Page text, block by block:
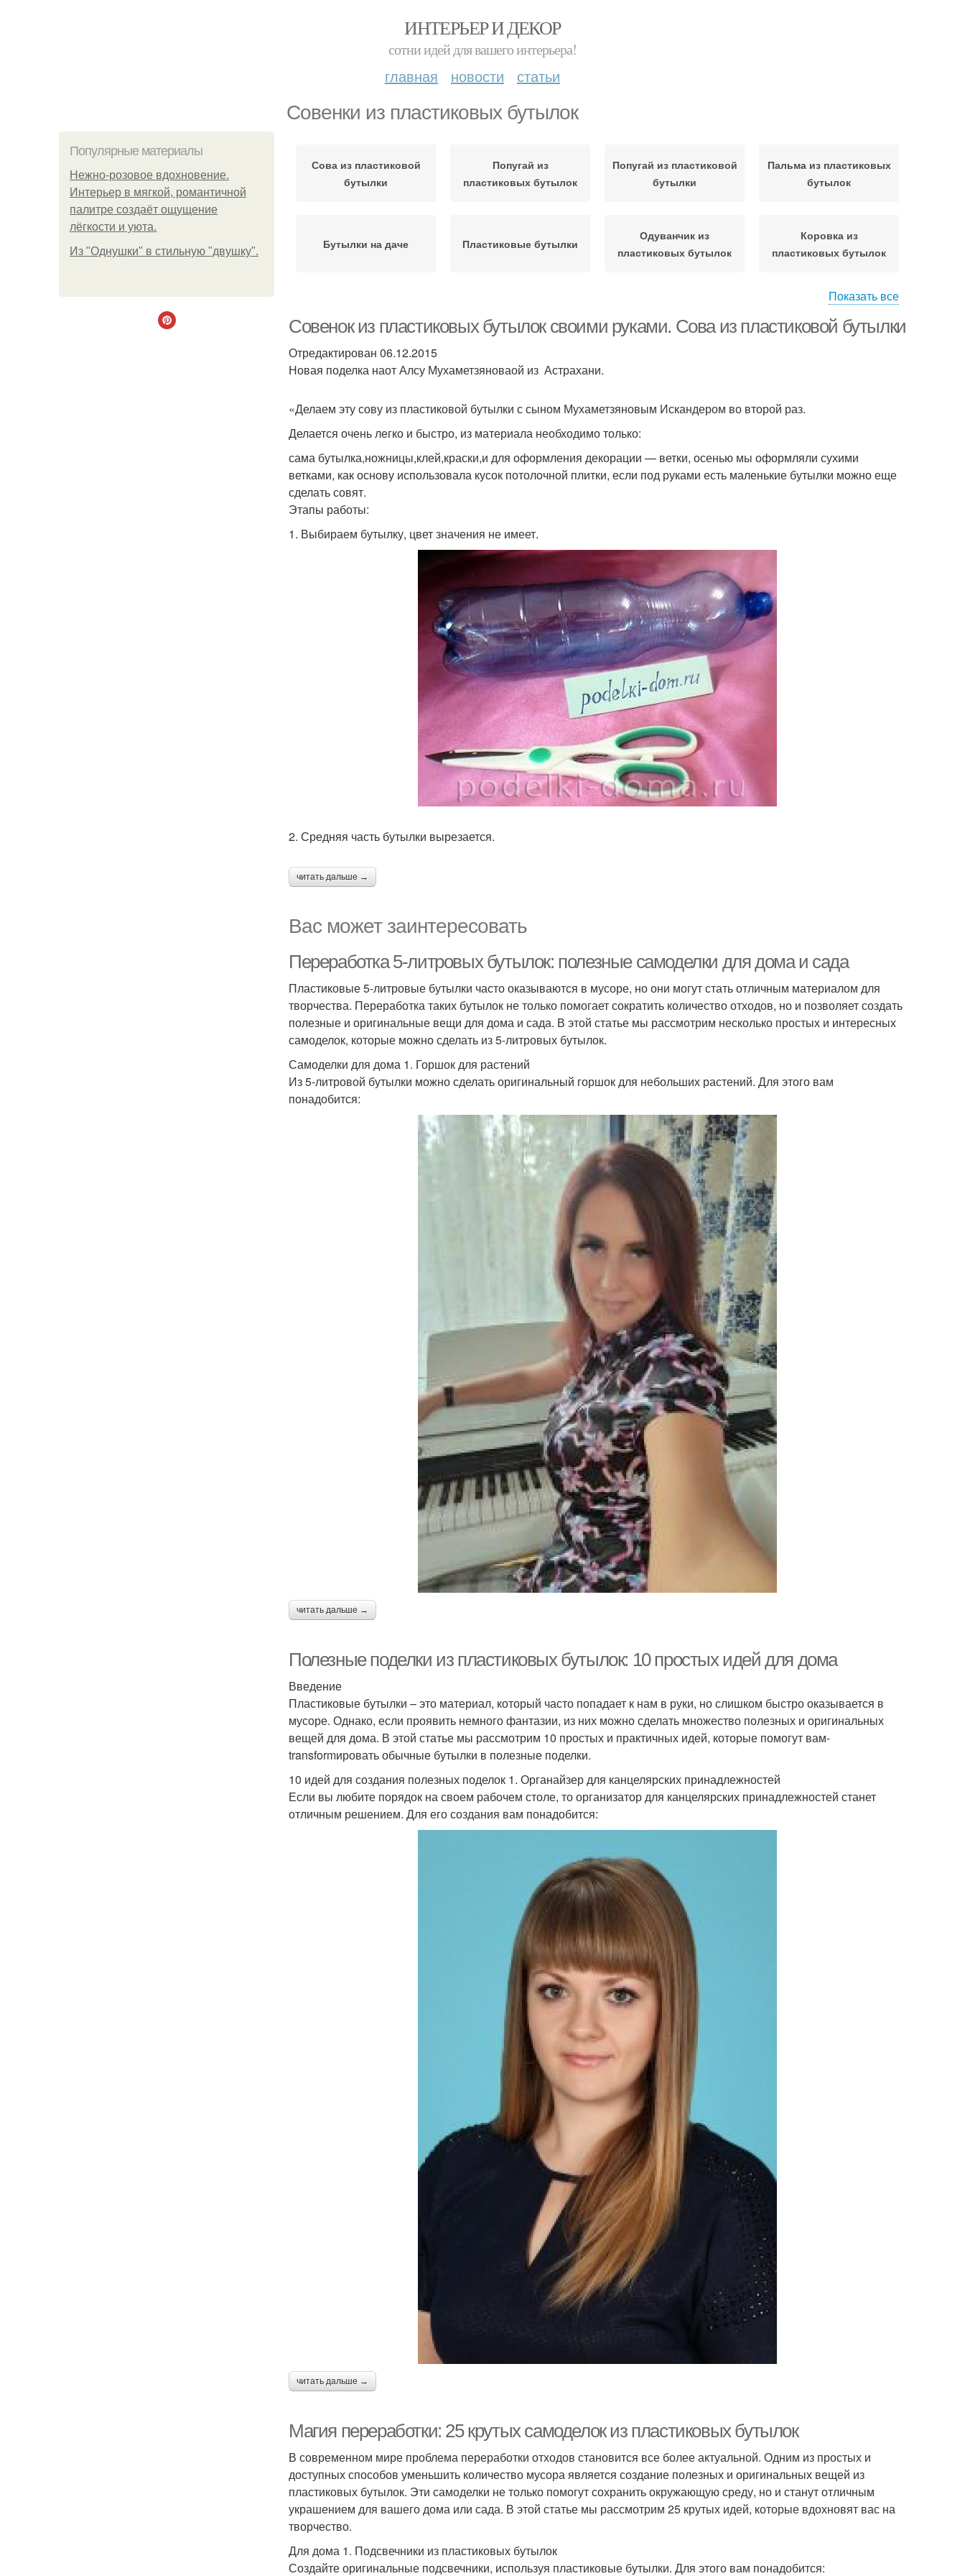
ИНТЕРЬЕР И ДЕКОР
сотни идей для вашего интерьера!
главная новости статьи
Совенки из пластиковых бутылок
Популярные материалы
Нежно-розовое вдохновение.
Интерьер в мягкой, романтичной
палитре создаёт ощущение
лёгкости и уюта.
Из "Однушки" в стильную "двушку".
Сова из пластиковой
бутылки
Попугай из
пластиковых бутылок
Попугай из пластиковой
бутылки
Пальма из пластиковых
бутылок
Бутылки на даче Пластиковые бутылки
Одуванчик из
пластиковых бутылок
Коровка из
пластиковых бутылок
Показать все
Совенок из пластиковых бутылок своими руками. Сова из пластиковой бутылки
Отредактирован 06.12.2015
Новая поделка наот Алсу Мухаметзяноваой из Астрахани.
«Делаем эту сову из пластиковой бутылки с сыном Мухаметзяновым Искандером во второй раз.
Делается очень легко и быстро, из материала необходимо только:
сама бутылка,ножницы,клей,краски,и для оформления декорации — ветки, осенью мы оформляли сухими
ветками, как основу использовала кусок потолочной плитки, если под руками есть маленькие бутылки можно еще
сделать совят.
Этапы работы:
1. Выбираем бутылку, цвет значения не имеет.
2. Средняя часть бутылки вырезается.
читать дальше →
Вас может заинтересовать
Переработка 5-литровых бутылок: полезные самоделки для дома и сада
Пластиковые 5-литровые бутылки часто оказываются в мусоре, но они могут стать отличным материалом для
творчества. Переработка таких бутылок не только помогает сократить количество отходов, но и позволяет создать
полезные и оригинальные вещи для дома и сада. В этой статье мы рассмотрим несколько простых и интересных
самоделок, которые можно сделать из 5-литровых бутылок.
Самоделки для дома 1. Горшок для растений
Из 5-литровой бутылки можно сделать оригинальный горшок для небольших растений. Для этого вам
понадобится:
читать дальше →
Полезные поделки из пластиковых бутылок: 10 простых идей для дома
Введение
Пластиковые бутылки – это материал, который часто попадает к нам в руки, но слишком быстро оказывается в
мусоре. Однако, если проявить немного фантазии, из них можно сделать множество полезных и оригинальных
вещей для дома. В этой статье мы рассмотрим 10 простых и практичных идей, которые помогут вам-
transformировать обычные бутылки в полезные поделки.
10 идей для создания полезных поделок 1. Органайзер для канцелярских принадлежностей
Если вы любите порядок на своем рабочем столе, то организатор для канцелярских принадлежностей станет
отличным решением. Для его создания вам понадобится:
читать дальше →
Магия переработки: 25 крутых самоделок из пластиковых бутылок
В современном мире проблема переработки отходов становится все более актуальной. Одним из простых и
доступных способов уменьшить количество мусора является создание полезных и оригинальных вещей из
пластиковых бутылок. Эти самоделки не только помогут сохранить окружающую среду, но и станут отличным
украшением для вашего дома или сада. В этой статье мы рассмотрим 25 крутых идей, которые вдохновят вас на
творчество.
Для дома 1. Подсвечники из пластиковых бутылок
Создайте оригинальные подсвечники, используя пластиковые бутылки. Для этого вам понадобится: